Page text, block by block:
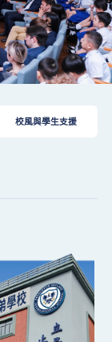
校風與學生支援